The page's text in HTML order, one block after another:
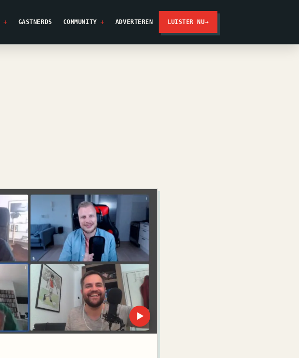
GASTNERDS COMMUNITY ADVERTEREN LUISTER NU→
▶